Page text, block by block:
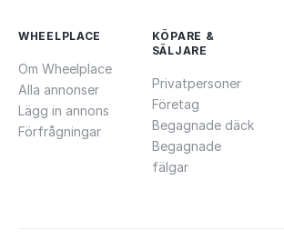
WHEELPLACE
Om Wheelplace
Alla annonser
Lägg in annons
Förfrågningar
KÖPARE &
SÄLJARE
Privatpersoner
Företag
Begagnade däck
Begagnade
fälgar